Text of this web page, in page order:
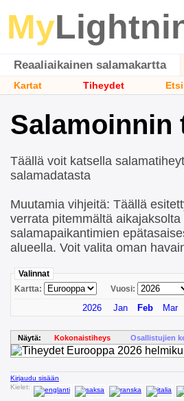
My
Reaaliaikainen salamakartta
Kartat Tiheydet Etsi
Salamoinnin
Täällä voit katsella
salamadatasta
Muutamia vihjeitä: Täällä
verrata pitemmältä
salamapaikantimien
alueella. Voit valita oman
Valinnat
Kartta:
Vuosi:
2026 Jan Feb Mar
Näytä: Kokonaistiheys Osallistujien
Kirjaudu sisään
Kielet: